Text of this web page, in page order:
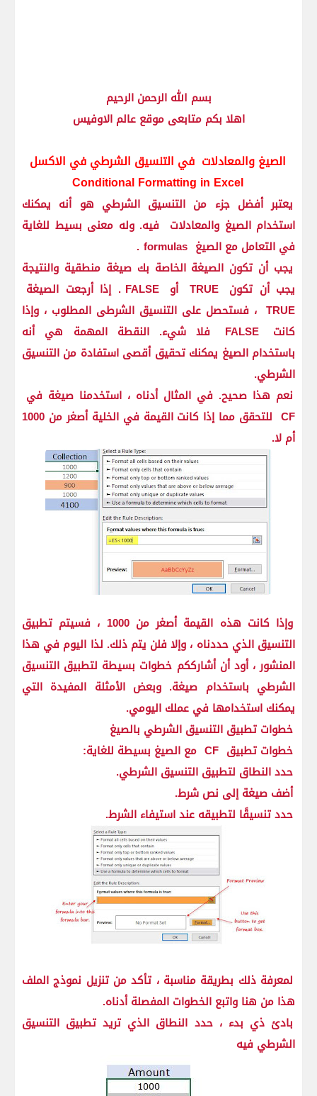
بسم الله الرحمن الرحيم
اهلا بكم متابعى موقع عالم الاوفيس
الصيغ والمعادلات في التنسيق الشرطي في الاكسل
Conditional Formatting in Excel
يعتبر أفضل جزء من التنسيق الشرطي هو أنه يمكنك
استخدام الصيغ والمعادلات فيه. وله معنى بسيط للغاية
في التعامل مع الصيغ formulas
.
يجب أن تكون الصيغة الخاصة بك صيغة منطقية والنتيجة
يجب أن تكون TRUE أو FALSE . إذا أرجعت الصيغة
TRUE ، فستحصل على التنسيق الشرطى المطلوب ، وإذا
كانت
FALSE
فلا شيء. النقطة المهمة هي أنه
باستخدام الصيغ يمكنك تحقيق أقصى استفادة من التنسيق
الشرطي.
نعم هذا صحيح. في المثال أدناه ، استخدمنا صيغة في
CF
للتحقق مما إذا كانت القيمة في الخلية أصغر من 1000
أم لا.
وإذا كانت هذه القيمة أصغر من 1000 ، فسيتم تطبيق
التنسيق الذي حددناه ، وإلا فلن يتم ذلك. لذا اليوم في هذا
المنشور ، أود أن أشارككم خطوات بسيطة لتطبيق التنسيق
الشرطي باستخدام صيغة. وبعض الأمثلة المفيدة التي
يمكنك استخدامها في عملك اليومي.
خطوات تطبيق التنسيق الشرطي بالصيغ
خطوات تطبيق CF مع الصيغ بسيطة للغاية:
حدد النطاق لتطبيق التنسيق الشرطي.
أضف صيغة إلى نص شرط.
حدد تنسيقًا لتطبيقه عند استيفاء الشرط.
لمعرفة ذلك بطريقة مناسبة ، تأكد من تنزيل نموذج الملف
هذا من هنا واتبع الخطوات المفصلة أدناه.
بادئ ذي بدء ، حدد النطاق الذي تريد تطبيق التنسيق
الشرطي فيه